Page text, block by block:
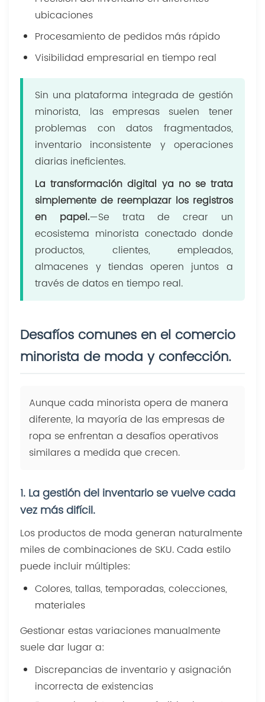
ubicaciones
Procesamiento de pedidos más rápido
Visibilidad empresarial en tiempo real
Sin una plataforma integrada de gestión
minorista, las empresas suelen tener
problemas con datos fragmentados,
inventario inconsistente y operaciones
diarias ineficientes.
La transformación digital ya no se trata
simplemente de reemplazar los registros
en papel.—Se trata de crear un
ecosistema minorista conectado donde
productos, clientes, empleados,
almacenes y tiendas operen juntos a
través de datos en tiempo real.
Desafíos comunes en el comercio
minorista de moda y confección.
Aunque cada minorista opera de manera
diferente, la mayoría de las empresas de
ropa se enfrentan a desafíos operativos
similares a medida que crecen.
1. La gestión del inventario se vuelve cada
vez más difícil.
Los productos de moda generan naturalmente
miles de combinaciones de SKU. Cada estilo
puede incluir múltiples:
Colores, tallas, temporadas, colecciones,
materiales
Gestionar estas variaciones manualmente
suele dar lugar a:
Discrepancias de inventario y asignación
incorrecta de existencias